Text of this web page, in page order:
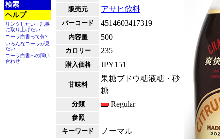
検索
ヘルプ
リンクしたい・記事
に取り上げたい
コーラ白書って何?
いろんなコーラが見
たい
コーラ白書への問い
合わせ
販売元 アサヒ飲料
バーコード 4514603417319
内容量 500
カロリー 235
購入価格 JPY151
甘味料
果糖ブドウ糖液糖・砂
糖
分類 Regular
参照
キーワード
ノーマル